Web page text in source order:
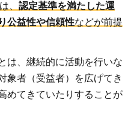
、 認定基準を満たした運
公益性や信頼性などが前提
は、継続的に活動を行いな
象者（受益者）を広げてき
めてきていたりすることが